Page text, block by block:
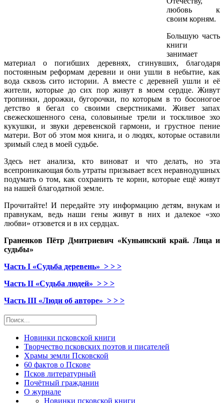
любовь к
своим корням.
Большую часть
книги
занимает
материал о погибших деревнях, сгинувших, благодаря
постоянным реформам деревни и они ушли в небытие, как
вода сквозь сито истории. А вместе с деревней ушли и её
жители, которые до сих пор живут в моем сердце. Живут
тропинки, дорожки, бугорочки, по которым в то босоногое
детство я бегал со своими сверстниками. Живет запах
свежескошенного сена, соловьиные трели и тоскливое эхо
кукушки, и звуки деревенской гармони, и грустное пение
матери. Вот об этом моя книга, и о людях, которые оставили
зримый след в моей судьбе.
Здесь нет анализа, кто виноват и что делать, но эта
всепроникающая боль утраты призывает всех неравнодушных
подумать о том, как сохранить те корни, которые ещё живут
на нашей благодатной земле.
Прочитайте! И передайте эту информацию детям, внукам и
правнукам, ведь наши гены живут в них и далекое «эхо
любви» отзовется и в их сердцах.
Граненков Пётр Дмитриевич «Куньинский край. Лица и
судьбы»
Часть I «Судьба деревень» > > >
Часть II «Судьба людей» > > >
Часть III «Люди об авторе» > > >
Новинки псковской книги
Творчество псковских поэтов и писателей
Храмы земли Псковской
60 фактов о Пскове
Псков литературный
Почётный гражданин
О журнале
Новинки псковской книги